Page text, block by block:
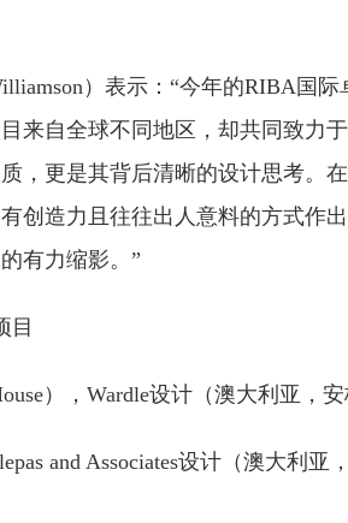
）表示：“今年的RIBA国
来自全球不同地区，却共同致力
，更是其背后清晰的设计思考。
创造力且往往出人意料的方式作
有力缩影。”
目
），Wardle设计（澳大利亚，安
and Associates设计（澳大利